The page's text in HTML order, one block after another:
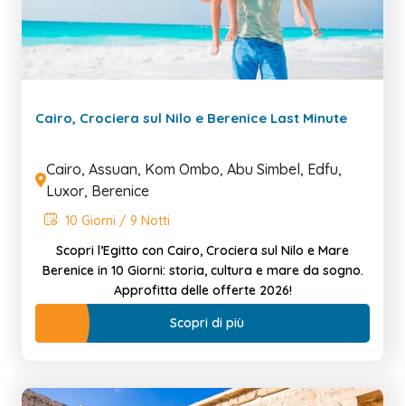
Cairo, Crociera sul Nilo e Berenice Last Minute
Cairo, Assuan, Kom Ombo, Abu Simbel, Edfu,
Luxor, Berenice
10 Giorni / 9 Notti
Scopri l’Egitto con Cairo, Crociera sul Nilo e Mare
Berenice in 10 Giorni: storia, cultura e mare da sogno.
Approfitta delle offerte 2026!
Scopri di più